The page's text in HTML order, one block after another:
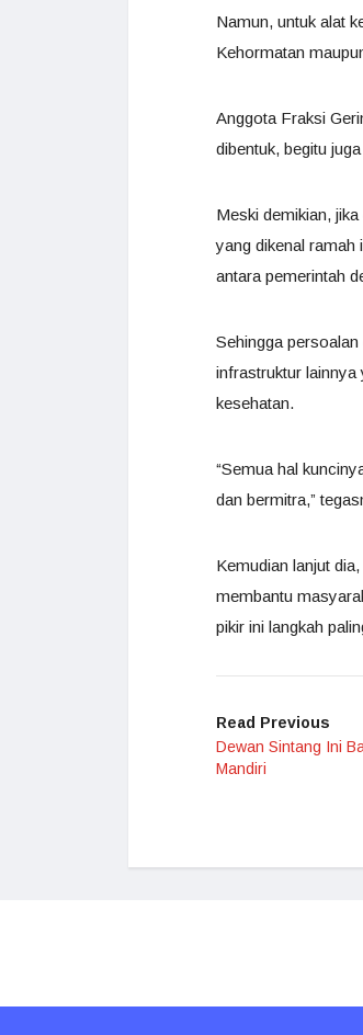
Namun, untuk alat
Kehormatan
Anggota Fraksi
dibentuk, begitu
Meski demikian,
yang dikenal ramah
antara pemerintah
Sehingga
infrastruktur lainnya
kesehatan.
“Semua hal
dan bermitra,”
Kemudian lanjut
membantu
pikir ini langkah
Read Previous
Dewan Sintang Ini
Mandiri